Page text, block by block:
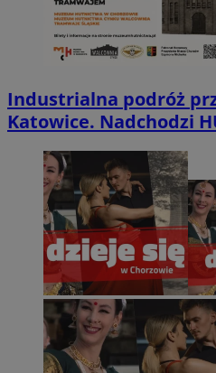
Industrialna podróż
Katowice. Nadchodzi